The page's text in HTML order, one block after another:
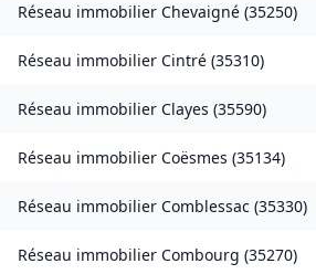
Réseau immobilier Chevaigné (35250)
Réseau immobilier Cintré (35310)
Réseau immobilier Clayes (35590)
Réseau immobilier Coësmes (35134)
Réseau immobilier Comblessac (35330)
Réseau immobilier Combourg (35270)